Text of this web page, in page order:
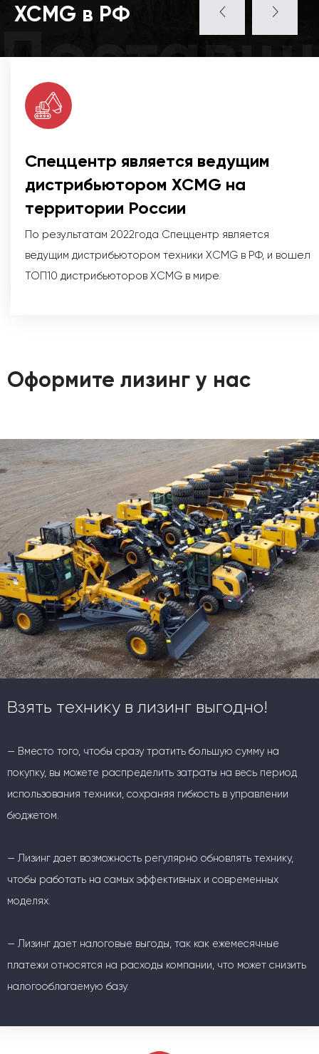
XCMG в РФ
Спеццентр является ведущим
дистрибьютором XCMG на
территории России
По результатам 2022года Спеццентр является
ведущим дистрибьютором техники XCMG в РФ, и вошел
ТОП10 дистрибьюторов XCMG в мире.
Оформите лизинг у нас
Взять технику в лизинг выгодно!
— Вместо того, чтобы сразу тратить большую сумму на
покупку, вы можете распределить затраты на весь период
использования техники, сохраняя гибкость в управлении
бюджетом.
— Лизинг дает возможность регулярно обновлять технику,
чтобы работать на самых эффективных и современных
моделях.
— Лизинг дает налоговые выгоды, так как ежемесячные
платежи относятся на расходы компании, что может снизить
налогооблагаемую базу.